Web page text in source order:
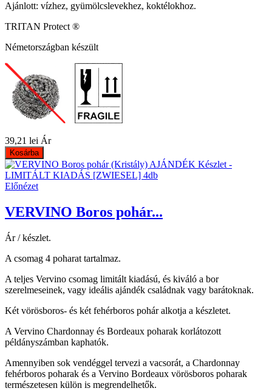
Ajánlott: vízhez, gyümölcslevekhez, koktélokhoz.
TRITAN Protect ®
Németországban készült
39,21 lei Ár
Kosárba
Előnézet
VERVINO Boros pohár...
Ár / készlet.
A csomag 4 poharat tartalmaz.
A teljes Vervino csomag limitált kiadású, és kiváló a bor
szerelmeseinek, vagy ideális ajándék családnak vagy barátoknak.
Két vörösboros- és két fehérboros pohár alkotja a készletet.
A Vervino Chardonnay és Bordeaux poharak korlátozott
példányszámban kaphatók.
Amennyiben sok vendéggel tervezi a vacsorát, a Chardonnay
fehérboros poharak és a Vervino Bordeaux vörösboros poharak
természetesen külön is megrendelhetők.